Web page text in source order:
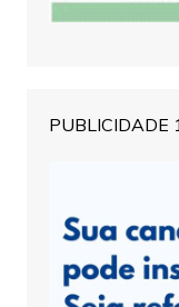
PUBLICIDADE